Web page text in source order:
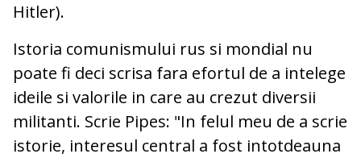
Hitler).
Istoria comunismului rus si mondial nu
poate fi deci scrisa fara efortul de a intelege
ideile si valorile in care au crezut diversii
militanti. Scrie Pipes: "In felul meu de a scrie
istorie, interesul central a fost intotdeauna